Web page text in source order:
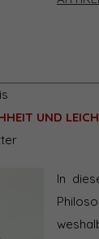
UND
In